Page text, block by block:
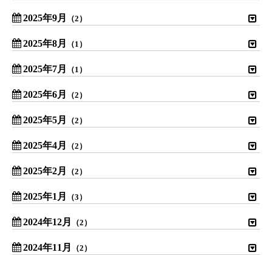
2025年9月 （2）
2025年8月 （1）
2025年7月 （1）
2025年6月 （2）
2025年5月 （2）
2025年4月 （2）
2025年2月 （2）
2025年1月 （3）
2024年12月 （2）
2024年11月 （2）